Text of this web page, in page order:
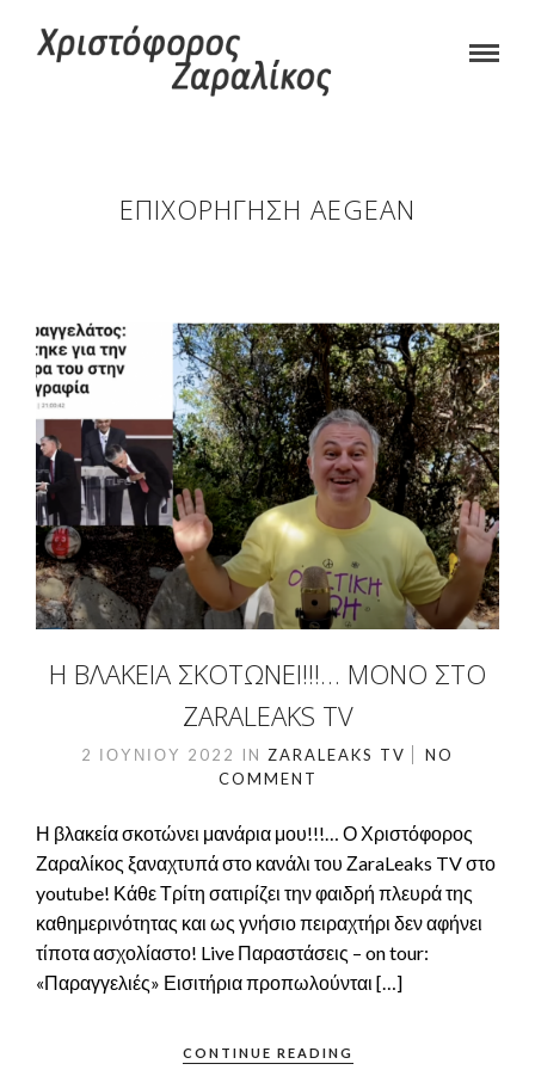
ΕΠΙΧΟΡΉΓΗΣΗ AEGEAN
Η ΒΛΑΚΕΊΑ ΣΚΟΤΏΝΕΙ!!!… ΜΌΝΟ ΣΤΟ
ZARALEAKS TV
2 ΙΟΥΝΊΟΥ 2022 IN ZARALEAKS TV
NO
COMMENT
Η βλακεία σκοτώνει μανάρια μου!!!… Ο Χριστόφορος
Ζαραλίκος ξαναχτυπά στο κανάλι του ΖaraLeaks TV στο
youtube! Κάθε Τρίτη σατιρίζει την φαιδρή πλευρά της
καθημερινότητας και ως γνήσιο πειραχτήρι δεν αφήνει
τίποτα ασχολίαστο! Live Παραστάσεις – on tour:
«Παραγγελιές» Εισιτήρια προπωλούνται […]
CONTINUE READING